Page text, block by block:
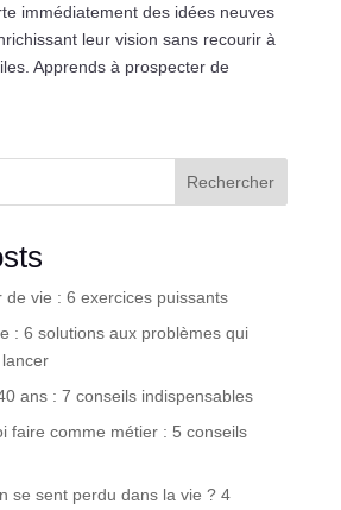
immédiatement des idées neuves
leur vision sans recourir à
Apprends à prospecter de
Rechercher
de vie : 6 exercices puissants
: 6 solutions aux problèmes qui
ans : 7 conseils indispensables
faire comme métier : 5 conseils
se sent perdu dans la vie ? 4